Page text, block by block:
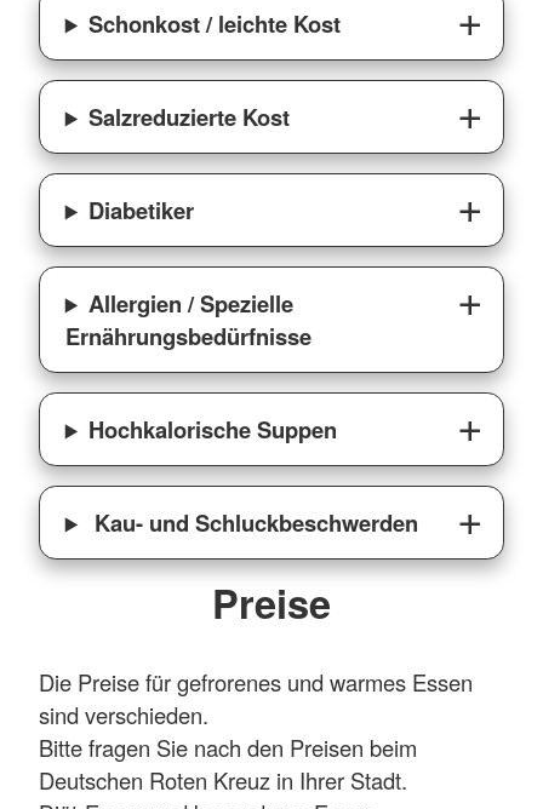
Schonkost / leichte Kost
Salzreduzierte Kost
Diabetiker
Allergien / Spezielle
Ernährungsbedürfnisse
Hochkalorische Suppen
Kau- und Schluckbeschwerden
Preise
Die Preise für gefrorenes und warmes Essen
sind verschieden.
Bitte fragen Sie nach den Preisen beim
Deutschen Roten Kreuz in Ihrer Stadt.